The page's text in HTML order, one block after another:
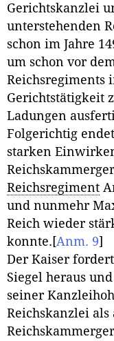
Gerichtskanzlei
unterstehenden
schon im Jahre
um schon vor
Reichsregiments
Gerichtstätigkeit
Ladungen
Folgerichtig
starken
Reichsregiment
und nunmehr
Reich wieder
konnte. [Anm. 9]
Der Kaiser
Siegel heraus
seiner
Reichskanzlei als